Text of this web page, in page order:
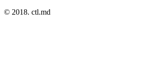
© 2018. ctl.md